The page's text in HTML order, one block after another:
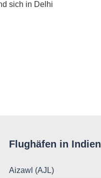
sich in Delhi
Flughäfen in Indien
Aizawl (AJL)